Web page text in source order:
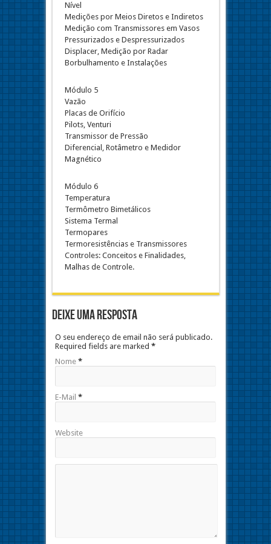
Nível
Medições por Meios Diretos e Indiretos
Medição com Transmissores em Vasos
Pressurizados e Despressurizados
Displacer, Medição por Radar
Borbulhamento e Instalações
Módulo 5
Vazão
Placas de Orifício
Pilots, Venturi
Transmissor de Pressão
Diferencial, Rotâmetro e Medidor
Magnético
Módulo 6
Temperatura
Termômetro Bimetálicos
Sistema Termal
Termopares
Termoresistências e Transmissores
Controles: Conceitos e Finalidades,
Malhas de Controle.
Deixe uma resposta
O seu endereço de email não será publicado.
Required fields are marked *
Nome *
E-Mail *
Website